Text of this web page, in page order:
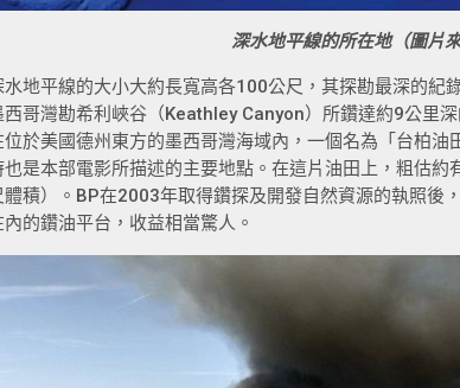
深水地平線的所在地（圖片
水地平線的大小大約長寬高各100公尺，其探勘最深的紀
西哥灣勘希利峽谷（Keathley Canyon）所鑽達約9公里
位於美國德州東方的墨西哥灣海域內，一個名為「台柏
也是本部電影所描述的主要地點。在這片油田上，粗估
體積）。BP在2003年取得鑽探及開發自然資源的執照後
內的鑽油平台，收益相當驚人。